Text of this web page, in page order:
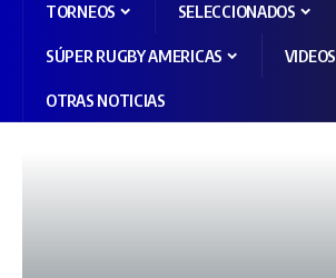
TORNEOS SELECCIONADOS
SÚPER RUGBY AMERICAS VIDEOS
OTRAS NOTICIAS